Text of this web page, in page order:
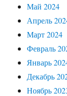
Май 2024
Апрель
Март 2024
Февраль
Январь
Декабрь
Ноябрь